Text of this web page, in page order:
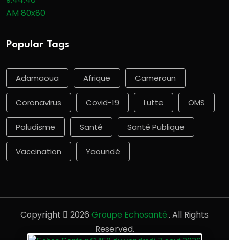
Popular Tags
Adamaoua Afrique Cameroun
Coronavirus Covid-19 Lutte OMS
Paludisme Santé Santé Publique
Vaccination Yaoundé
Copyright 2026 Groupe Echosanté.. All Rights
Reserved.